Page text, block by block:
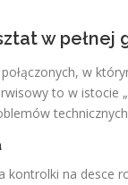
w pełnej
w
to w istocie
kontrolki na desce